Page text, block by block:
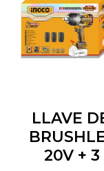
LLAVE
20V +
Camping
Mascotas